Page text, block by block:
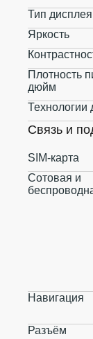
Тип дисплея
Яркость
Плотность
дюйм
Технологии
Связь и
SIM-карта
Сотовая и
Навигация
Разъём